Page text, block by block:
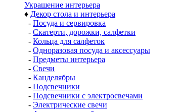
Украшение интерьера
♦ Декор стола и интерьера
- Посуда и сервировка
- Скатерти, дорожки, салфетки
- Кольца для салфеток
- Одноразовая посуда и аксессуары
- Предметы интерьера
- Свечи
- Канделябры
- Подсвечники
- Подсвечники с электросвечами
- Электрические свечи